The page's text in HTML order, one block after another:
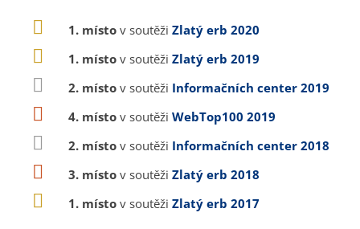
1. místo v soutěži Zlatý erb 2020
1. místo v soutěži Zlatý erb 2019
2. místo v soutěži Informačních center 2019
4. místo v soutěži WebTop100 2019
2. místo v soutěži Informačních center 2018
3. místo v soutěži Zlatý erb 2018
1. místo v soutěži Zlatý erb 2017